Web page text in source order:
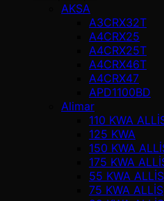
AKSA
A3CRX32T
A4CRX25
A4CRX25T
A4CRX46T
A4CRX47
APD1100BD
Alimar
110 KWA
125 KWA
150 KWA
175 KWA
55 KWA ALLİS
75 KWA ALLİS